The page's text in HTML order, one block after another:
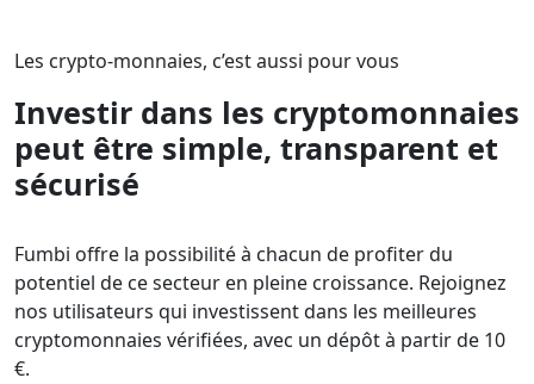
Les crypto-monnaies, c’est aussi pour vous
Investir dans les cryptomonnaies
peut être simple, transparent et
sécurisé
Fumbi offre la possibilité à chacun de profiter du
potentiel de ce secteur en pleine croissance. Rejoignez
nos utilisateurs qui investissent dans les meilleures
cryptomonnaies vérifiées, avec un dépôt à partir de 10
€.